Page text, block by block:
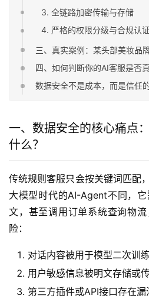
3. 全链路加密传输与存储
4. 严格的权限分级与合规认
三、真实案例：某头部美妆品
四、如何判断你的AI客服是否
数据安全不是成本，而是信任
一、数据安全的核心痛点
什么？
传统规则客服只会按关键词匹配
大模型时代的AI-Agent不同，
文，甚至调用订单系统查询物
险：
对话内容被用于模型二次训练
用户敏感信息被明文存储或
第三方插件或API接口存在